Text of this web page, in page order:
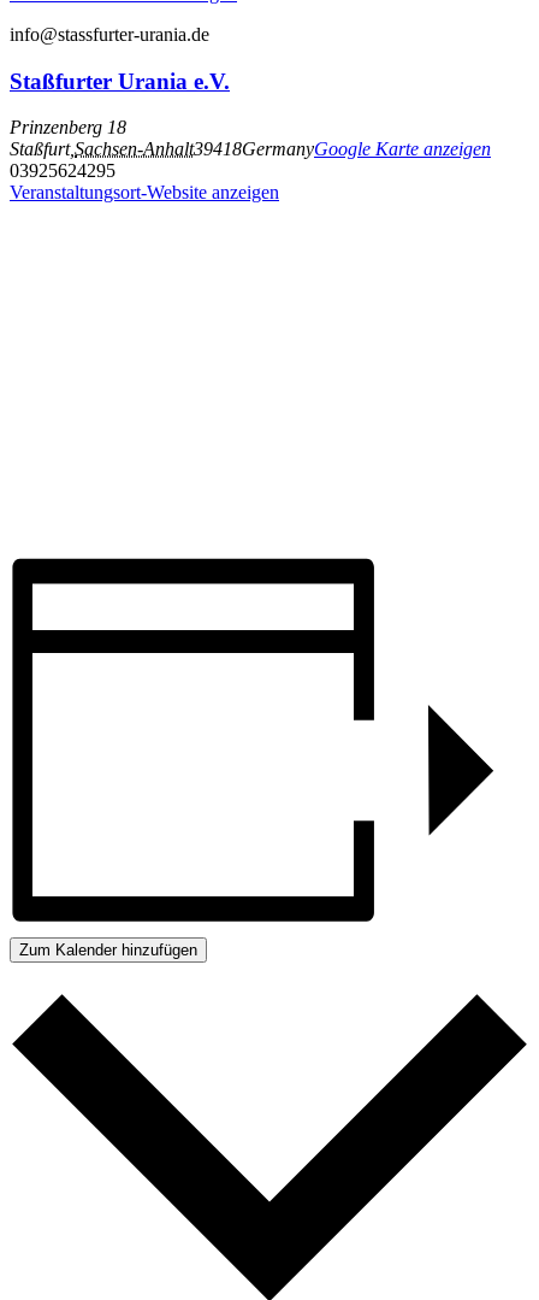
info@stassfurter-urania.de
Staßfurter Urania e.V.
Prinzenberg 18
Staßfurt,Sachsen-Anhalt39418GermanyGoogle Karte anzeigen
03925624295
Veranstaltungsort-Website anzeigen
Zum Kalender hinzufügen